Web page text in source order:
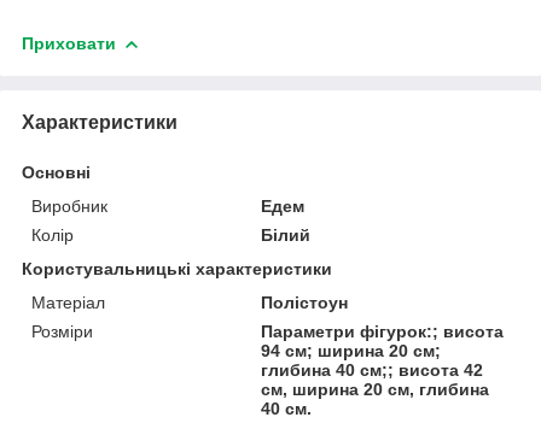
Приховати
Характеристики
Основні
Виробник
Едем
Колір
Білий
Користувальницькі характеристики
Матеріал
Полістоун
Розміри
Параметри фігурок:; висота
94 см; ширина 20 см;
глибина 40 см;; висота 42
см, ширина 20 см, глибина
40 см.